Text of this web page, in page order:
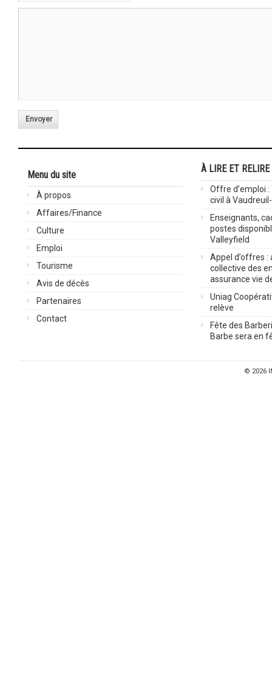
Envoyer
Menu du site
À propos
Affaires/Finance
Culture
Emploi
Tourisme
Avis de décès
Partenaires
Contact
À LIRE ET RELIRE
Offre d’emploi
civil à
Enseignants,
postes
Valleyfield
Appel d’offres :
collective des
assurance vie
Uniag
relève
Fête des
Barbe sera en
© 2026